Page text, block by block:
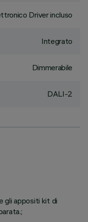
Driver incluso
Integrato
Dimmerabile
DALI-2
gli appositi kit di